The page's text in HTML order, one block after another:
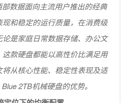
数据面向主流用户推出的经典
和稳定的运行质量，在消费级
是家庭日常数据存储、办公文
款硬盘都能以高性价比满足用
从核心性能、稳定性表现及适
2TB机械硬盘的优势。